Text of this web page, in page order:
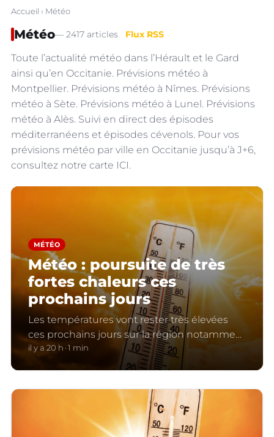
Accueil › Météo
Météo— 2417 articles Flux RSS
Toute l’actualité météo dans l’Hérault et le Gard
ainsi qu’en Occitanie. Prévisions météo à
Montpellier. Prévisions météo à Nîmes. Prévisions
météo à Sète. Prévisions météo à Lunel. Prévisions
météo à Alès. Suivi en direct des épisodes
méditerranéens et épisodes cévenols. Pour vos
prévisions météo par ville en Occitanie jusqu’à J+6,
consultez notre carte ICI.
MÉTÉO
Météo : poursuite de très
fortes chaleurs ces
prochains jours
Les températures vont rester très élevées
ces prochains jours sur la région notamment
dans le Languedoc.
il y a 20 h 1 min